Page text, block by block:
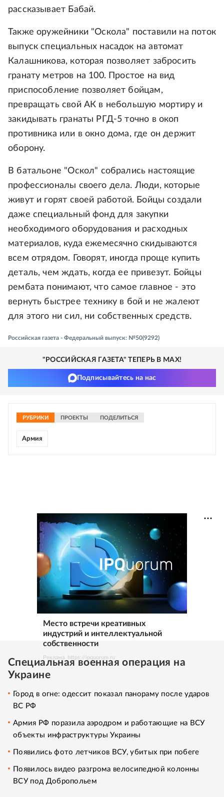
рассказывает Бабай.
Также оружейники "Оскола" поставили на поток
выпуск специальных насадок на автомат
Калашникова, которая позволяет забросить
гранату метров на 100. Простое на вид
приспособление позволяет бойцам,
превращать свой АК в небольшую мортиру и
закидывать гранаты РГД-5 точно в окоп
противника или в окно дома, где он держит
оборону.
В батальоне "Оскол" собрались настоящие
профессионалы своего дела. Люди, которые
живут и горят своей работой. Бойцы создали
даже специальный фонд для закупки
необходимого оборудования и расходных
материалов, куда ежемесячно скидываются
всем отрядом. Говорят, иногда проще купить
деталь, чем ждать, когда ее привезут. Бойцы
рембата понимают, что самое главное - это
вернуть быстрее технику в бой и не жалеют
для этого ни сил, ни собственных средств.
Российская газета - Федеральный выпуск: №50(9292)
"РОССИЙСКАЯ ГАЗЕТА" ТЕПЕРЬ В MAX!
Подписывайтесь на нас
РУБРИКИ ПРОЕКТЫ ПОДЕЛИТЬСЯ
Армия
Место встречи креативных
индустрий и интеллектуальной
собственности
Реклама. https://ipquorum.ru
Специальная военная операция на
Украине
Город в огне: одессит показал панораму после ударов
ВС РФ
Армия РФ поразила аэродром и работающие на ВСУ
объекты инфраструктуры Украины
Появились фото летчиков ВСУ, убитых при побеге
Появилось видео разгрома велосипедной колонны
ВСУ под Добропольем